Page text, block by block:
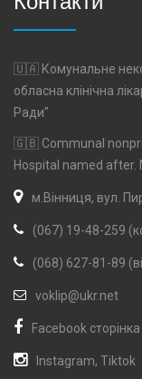
🇺🇦 Комунальне
обласна клінічна
Ради"
🇬🇧 Communal
Hospital named after.
м.Вінниця, вул.
(067) 19-48-259
(068) 627-81-89
voklip@ukr.net
Facebook сторінка
Instagram, Tiktok